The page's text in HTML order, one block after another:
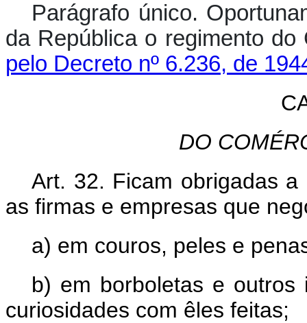
Parágrafo único.
da República o
pelo Decreto nº 6.236, de
DO
Art. 32. Ficam obrigadas
as firmas e empresas que
a) em couros, peles e
b) em borboletas e outros
curiosidades com êles feitas;